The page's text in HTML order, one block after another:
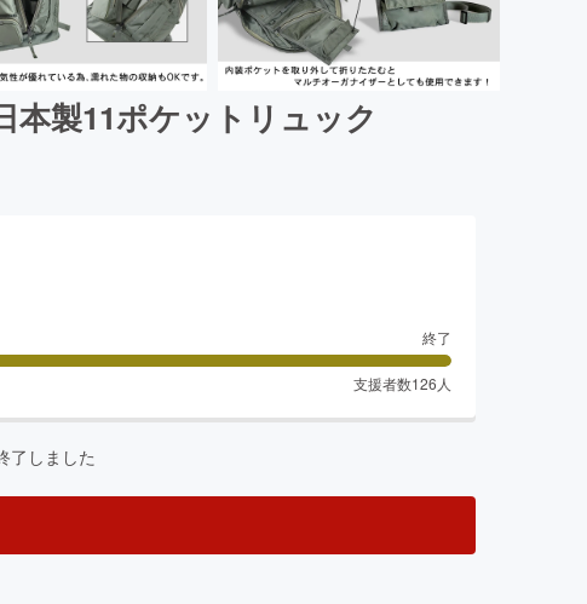
本製11ポケットリュック
終了
支援者数126 人
了しました